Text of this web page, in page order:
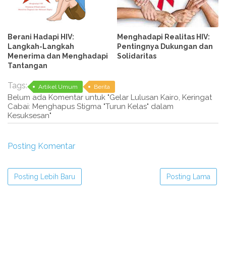
Berani Hadapi HIV:
Langkah-Langkah
Menerima dan Menghadapi
Tantangan
Menghadapi Realitas HIV:
Pentingnya Dukungan dan
Solidaritas
Tags: Artikel Umum Berita
Belum ada Komentar untuk "Gelar Lulusan Kairo, Keringat
Cabai: Menghapus Stigma "Turun Kelas" dalam
Kesuksesan"
Posting Komentar
Posting Lebih Baru Posting Lama